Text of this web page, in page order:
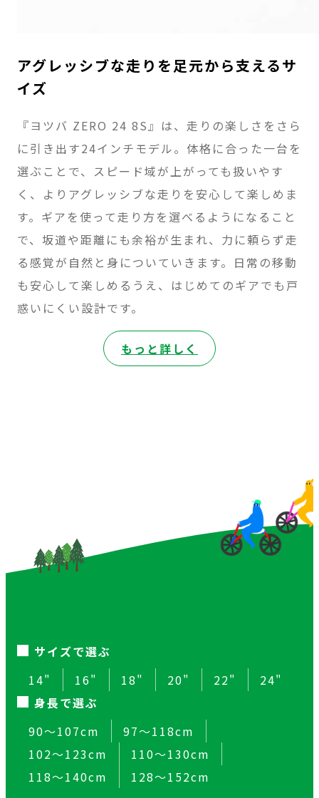
アグレッシブな走りを足元から支えるサ
イズ
『ヨツバ ZERO 24 8S』は、走りの楽しさをさら
に引き出す24インチモデル。体格に合った一台を
選ぶことで、スピード域が上がっても扱いやす
く、よりアグレッシブな走りを安心して楽しめま
す。ギアを使って走り方を選べるようになること
で、坂道や距離にも余裕が生まれ、力に頼らず走
る感覚が自然と身についていきます。日常の移動
も安心して楽しめるうえ、はじめてのギアでも戸
惑いにくい設計です。
もっと詳しく
ZERO
サイズで選ぶ
14"
16" 18" 20" 22"
24"
身長で選ぶ
90～107cm
97～118cm
102～123cm
110～130cm
118～140cm
128～152cm